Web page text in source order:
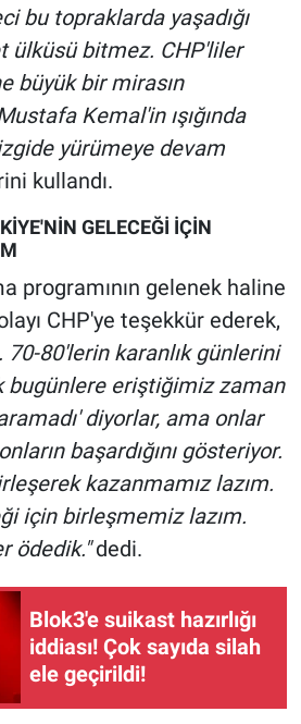
bu topraklarda yaşadığı
ülküsü bitmez. CHP'liler
büyük bir mirasın
Mustafa Kemal'in ışığında
yürümeye devam
kullandı.
GELECEĞİ İÇİN
programının gelenek haline
CHP'ye teşekkür ederek,
70-80'lerin karanlık günlerini
bugünlere eriştiğimiz zaman
diyorlar, ama onlar
başardığını gösteriyor.
kazanmamız lazım.
için birleşmemiz lazım.
ödedik."dedi.
Blok3'e suikast hazırlığı
iddiası! Çok sayıda silah
ele geçirildi!